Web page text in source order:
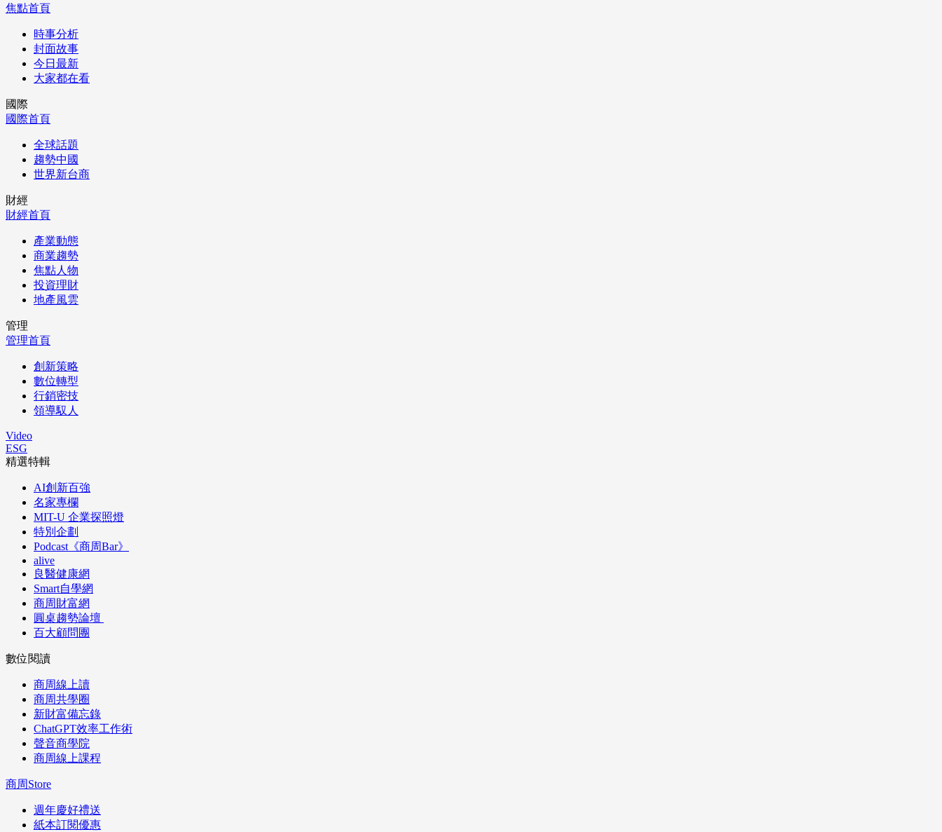
焦點首頁
時事分析
封面故事
今日最新
大家都在看
國際
國際首頁
全球話題
趨勢中國
世界新台商
財經
財經首頁
產業動態
商業趨勢
焦點人物
投資理財
地產風雲
管理
管理首頁
創新策略
數位轉型
行銷密技
領導馭人
Video
ESG
精選特輯
AI創新百強
名家專欄
MIT-U 企業探照燈
特別企劃
Podcast《商周Bar》
alive
良醫健康網
Smart自學網
商周財富網
圓桌趨勢論壇
百大顧問團
數位閱讀
商周線上讀
商周共學圈
新財富備忘錄
ChatGPT效率工作術
聲音商學院
商周線上課程
商周Store
週年慶好禮送
紙本訂閱優惠